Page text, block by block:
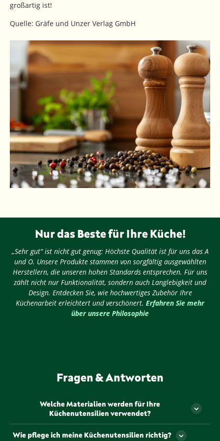
großartig ist!
Quelle: Gräfe und Unzer Verlag GmbH
Nur das Beste für Ihre Küche!
„Sehr gut“ ist nicht gut genug: Höchste Qualität ist für uns das A
und O. Unsere Produkte stammen von sorgfältig ausgewählten
Herstellern, die unseren hohen Standards entsprechen. Für uns
zählt nicht nur Funktionalität, sondern auch Langlebigkeit und
Design. Entdecken Sie, wie hochwertiges Zubehör Ihre
Küchenarbeit erleichtert und verschönert. Erfahren Sie mehr
über unsere Philosophie
Fragen & Antworten
Welche Materialien werden für Ihre
Küchenutensilien verwendet?
Unsere Küchenutensilien werden aus hochwertigen,
Wie pflege ich meine Küchenutensilien richtig?